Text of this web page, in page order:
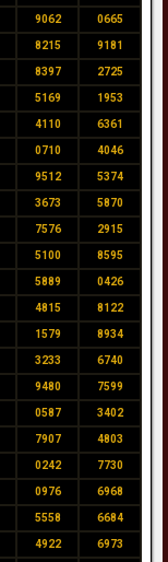
9062 0665
8215 9181
8397 2725
5169 1953
4110 6361
0710 4046
9512 5374
3673 5870
7576 2915
5100 8595
5889 0426
4815 8122
1579 8934
3233 6740
9480 7599
0587 3402
7907 4803
0242 7730
0976 6968
5558 6684
4922 6973